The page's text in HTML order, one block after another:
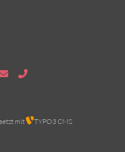
mit TYPO3 CMS